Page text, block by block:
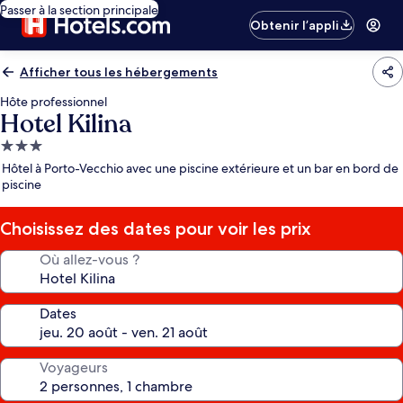
Passer à la section principale
Obtenir l’appli
Afficher tous les hébergements
Hôte professionnel
Hotel Kilina
Hébergement
3.0 étoiles
Hôtel à Porto-Vecchio avec une piscine extérieure et un bar en bord de
piscine
Choisissez des dates pour voir les prix
Où allez-vous ?
Dates
Voyageurs